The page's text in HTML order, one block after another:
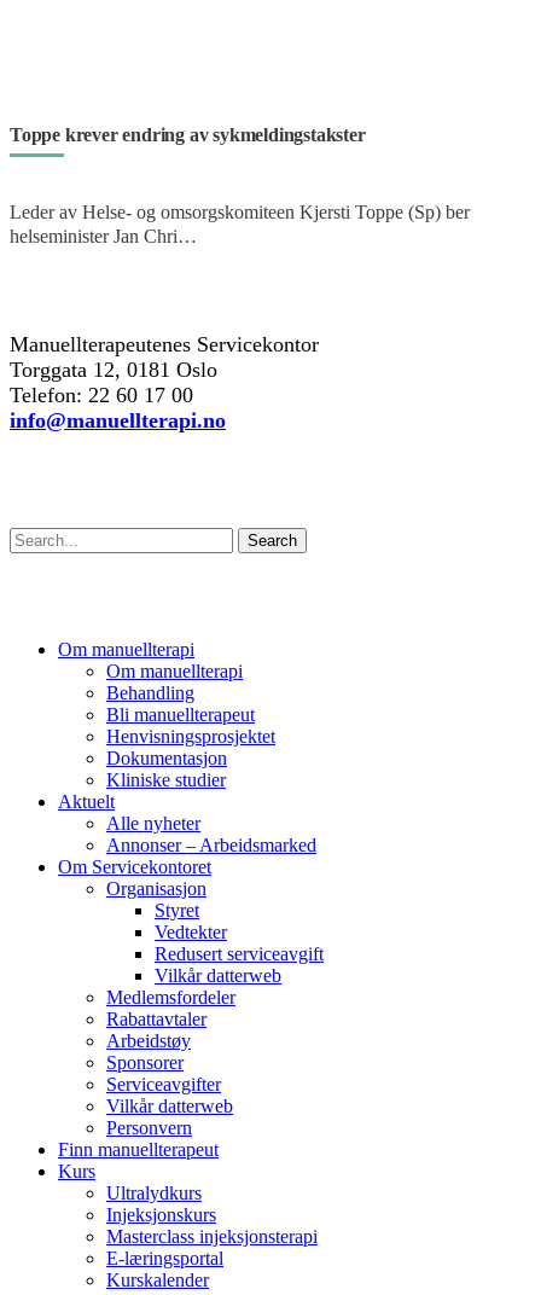
Toppe krever endring av sykmeldingstakster
Leder av Helse- og omsorgskomiteen Kjersti Toppe (Sp) ber
helseminister Jan Chri…
Manuellterapeutenes Servicekontor
Torggata 12, 0181 Oslo
Telefon: 22 60 17 00
info@manuellterapi.no
Search
Om manuellterapi
Om manuellterapi
Behandling
Bli manuellterapeut
Henvisningsprosjektet
Dokumentasjon
Kliniske studier
Aktuelt
Alle nyheter
Annonser – Arbeidsmarked
Om Servicekontoret
Organisasjon
Styret
Vedtekter
Redusert serviceavgift
Vilkår datterweb
Medlemsfordeler
Rabattavtaler
Arbeidstøy
Sponsorer
Serviceavgifter
Vilkår datterweb
Personvern
Finn manuellterapeut
Kurs
Ultralydkurs
Injeksjonskurs
Masterclass injeksjonsterapi
E-læringsportal
Kurskalender